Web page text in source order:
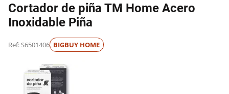
Cortador de piña TM Home Acero
Inoxidable Piña
Ref: S6501406 BIGBUY HOME